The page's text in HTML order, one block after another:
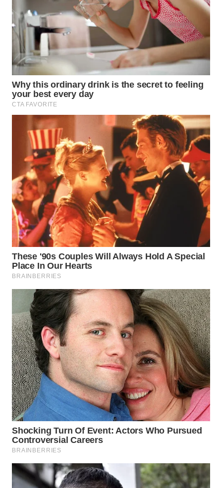
WN
PRIANGAN
TIMUR
WN
SEMARANG
WN
SOLO
WN
BOROBUDUR
WN
MADURA
WN
SURABAYA
WN
NATUNA
WN
BINTAN
WN
MANDALIKA
WN
LIKUPANG
WN
LABUANBAJO
WN
BORNEO
Wahana
Media
Group